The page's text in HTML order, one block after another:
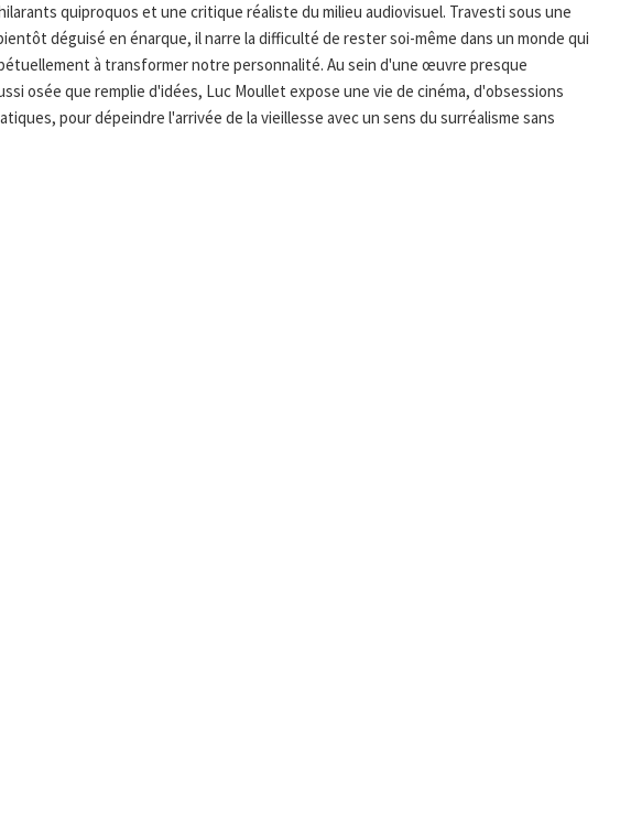
quiproquos et une critique réaliste du milieu audiovisuel. Travesti sous une
déguisé en énarque, il narre la difficulté de rester soi-même dans un monde qui
à transformer notre personnalité. Au sein d'une œuvre presque
osée que remplie d'idées, Luc Moullet expose une vie de cinéma, d'obsessions
pour dépeindre l'arrivée de la vieillesse avec un sens du surréalisme sans